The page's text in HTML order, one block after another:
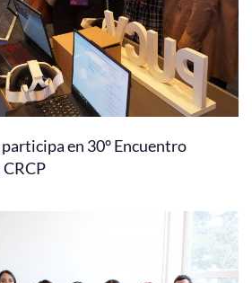
en 30° Encuentro